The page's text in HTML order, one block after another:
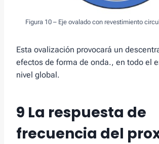
Figura 10 – Eje ovalado con revestimiento
Esta ovalización provocará un
efectos de forma de onda., en todo el
nivel global.
9 La respuesta de
frecuencia del